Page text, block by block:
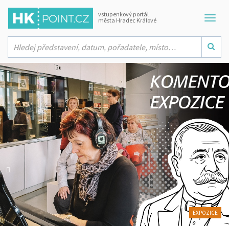
vstupenkový portál
města Hradec Králové
PROHLÍDKY